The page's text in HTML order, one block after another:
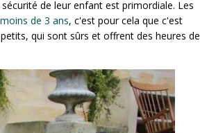
de leur enfant est primordiale. Les
de 3 ans, c'est pour cela que c'est
qui sont sûrs et offrent des heures de